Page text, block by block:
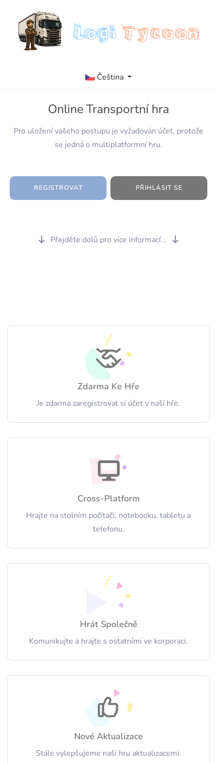
Čeština
Online Transportní hra
Pro uložení vašeho postupu je vyžadován účet, protože
se jedná o multiplatformní hru.
REGISTROVAT PŘIHLÁSIT SE
Přejděte dolů pro více informací ..
Zdarma Ke Hře
Je zdarma zaregistrovat si účet v naší hře.
Cross-Platform
Hrajte na stolním počítači, notebooku, tabletu a
telefonu.
Hrát Společně
Komunikujte a hrajte s ostatními ve korporaci.
Nové Aktualizace
Stále vylepšujeme naši hru aktualizacemi.